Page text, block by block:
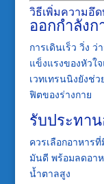
วิธีเพิ่มความอึ
ออกกำลังก
การเดินเร็ว วิ่ง
แข็งแรงของหัวใ
เวทเทรนนิงยังช่
ฟิตของร่างกาย
รับประทา
ควรเลือกอาหา
มันดี พร้อมลดอา
น้ำตาลสูง